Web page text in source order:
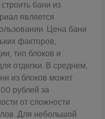
бани из
является
Цена бани
факторов,
тип блоков и
отделки. В среднем,
из блоков может
рублей за
от сложности
Для небольшой